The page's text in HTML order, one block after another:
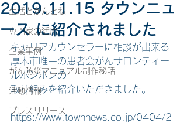
生活とがんと私
専門家の活用
企業事例
がん防災マニュアル制作秘話
活動情報
プレスリリース
2019.11.15 タウンニュ
ース に紹介されました
キャリアカウンセラーに相談が出来る
厚木市唯一の患者会がんサロンティー
ルボンボンの
取り組みを紹介いただきました。
https://www.townnews.co.jp/0404/2